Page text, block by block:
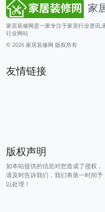
家
家居装修网是一家专注于家居行业资讯
行业网站
© 2026 家居装修网 版权所有
友情链接
版权声明
如本站提供的信息对您造成了侵权，
请及时告诉我们，我们将第一时间予
以处理！